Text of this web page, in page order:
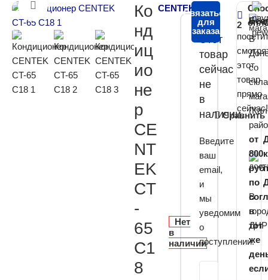
Нажмите, чтобы увеличить
Ко
нд
иц
ио
не
р
CE
NT
EK
CT
-
65
C1
8
CENTEK
Нет
в
наличии
Этот
товар
сейчас
не
в
наличии.
Введите
ваш
email,
и
мы
уведомим
о
поступлении.
Связаться
для
заказа
Сравнить
2
этот
товар
прямо
сейчас!
В
со
В
ДНР
от
800
руб
по
в
тот
же